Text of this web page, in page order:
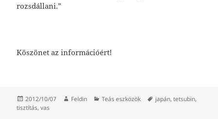
rozsdállani.”
Köszönet az információért!
Posted
on
2012/10/07 Author
Feldin Categories
Teás eszközök Tags
japán,tetsubin,
tisztítás,vas